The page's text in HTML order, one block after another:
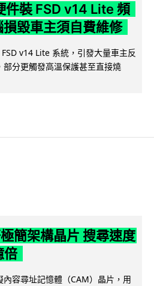
件裝 FSD v14 Lite 頻
毀車主須自費維修
v14 Lite 系統，引發大量車主反
分更觸發高溫保護甚至直接燒
簡架構晶片 搜尋速度
倍
容尋址記憶體（CAM）晶片，用